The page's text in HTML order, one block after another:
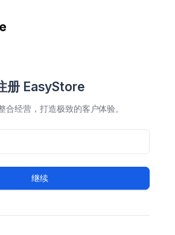
册 EasyStore
合经营，打造极致的客户体验。
继续